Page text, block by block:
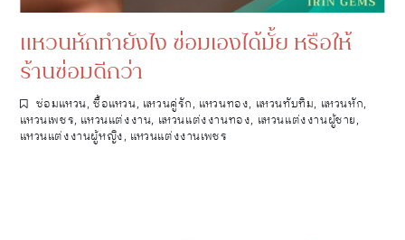
แหวนหักทำยังไง ซ่อมเองได้มั้ย หรือให้
ร้านซ่อมดีกว่า
ซ่อมแหวน,ซื้อแหวน, แหวนคู่รัก, แหวนทอง, แหวนทับทิม, แหวนหัก,
แหวนเพชร, แหวนแต่งงาน, แหวนแต่งงานทอง, แหวนแต่งงานผู้ชาย,
แหวนแต่งงานผู้หญิง, แหวนแต่งงานเพชร